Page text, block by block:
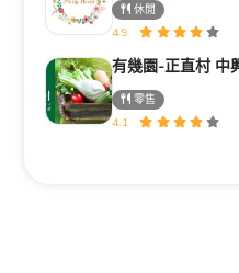
休閒
4.9
有幾園-正直村 中
零售
4.1